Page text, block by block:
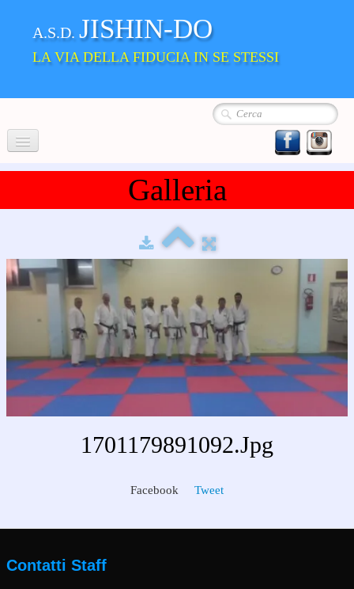
A.S.D. JISHIN-DO
LA VIA DELLA FIDUCIA IN SE STESSI
Home
Album
Dove siamo
Galleria
1701179891092.jpg
Facebook Tweet
Contatti Staff